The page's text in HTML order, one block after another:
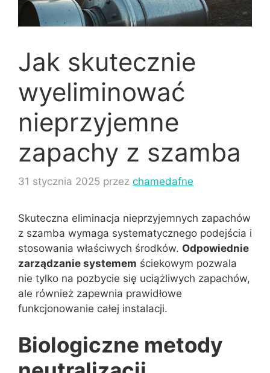
Jak skutecznie
wyeliminować
nieprzyjemne
zapachy z szamba
31 stycznia 2025 przez chamedafne
Skuteczna eliminacja nieprzyjemnych zapachów
z szamba wymaga systematycznego podejścia i
stosowania właściwych środków. Odpowiednie
zarządzanie systemem ściekowym pozwala
nie tylko na pozbycie się uciążliwych zapachów,
ale również zapewnia prawidłowe
funkcjonowanie całej instalacji.
Biologiczne metody